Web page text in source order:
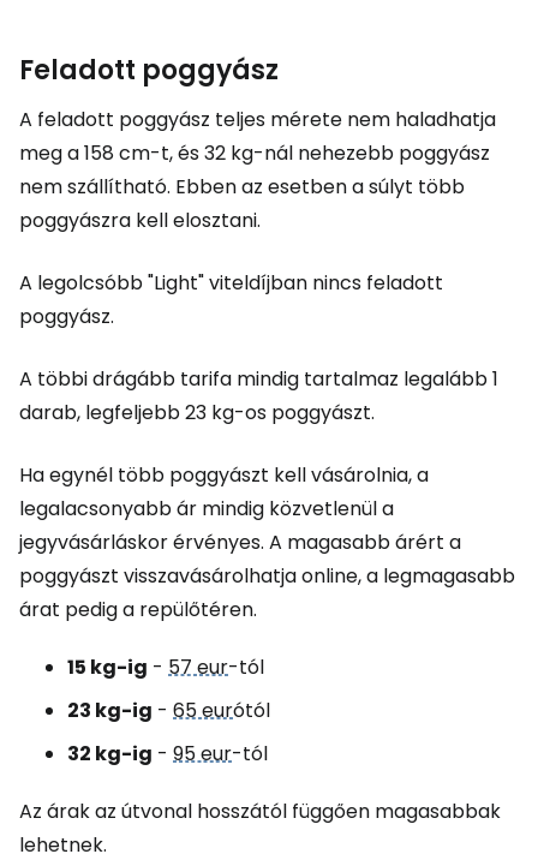
Feladott poggyász
A feladott poggyász teljes mérete nem haladhatja
meg a 158 cm-t, és 32 kg-nál nehezebb poggyász
nem szállítható. Ebben az esetben a súlyt több
poggyászra kell elosztani.
A legolcsóbb "Light" viteldíjban nincs feladott
poggyász.
A többi drágább tarifa mindig tartalmaz legalább 1
darab, legfeljebb 23 kg-os poggyászt.
Ha egynél több poggyászt kell vásárolnia, a
legalacsonyabb ár mindig közvetlenül a
jegyvásárláskor érvényes. A magasabb árért a
poggyászt visszavásárolhatja online, a legmagasabb
árat pedig a repülőtéren.
15 kg-ig - 57 eur-tól
23 kg-ig - 65 eurótól
32 kg-ig - 95 eur-tól
Az árak az útvonal hosszától függően magasabbak
lehetnek.